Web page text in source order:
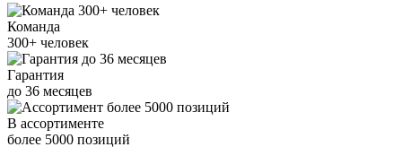
Команда
300+ человек
Гарантия
до 36 месяцев
В ассортименте
более 5000 позиций